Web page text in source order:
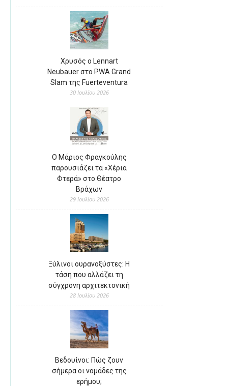
Χρυσός ο Lennart
Neubauer στο PWA Grand
Slam της Fuerteventura
30 Ιουλίου 2026
Ο Μάριος Φραγκούλης
παρουσιάζει τα «Χέρια
Φτερά» στο Θέατρο
Βράχων
29 Ιουλίου 2026
Ξύλινοι ουρανοξύστες: Η
τάση που αλλάζει τη
σύγχρονη αρχιτεκτονική
28 Ιουλίου 2026
Βεδουίνοι: Πώς ζουν
σήμερα οι νομάδες της
ερήμου;